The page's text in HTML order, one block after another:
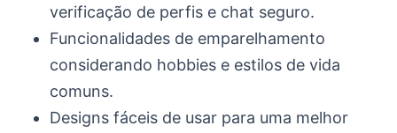
verificação de perfis e chat seguro.
Funcionalidades de emparelhamento
considerando hobbies e estilos de vida
comuns.
Designs fáceis de usar para uma melhor